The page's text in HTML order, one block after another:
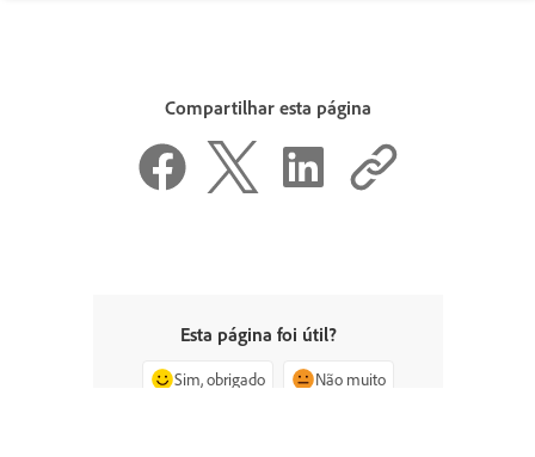
Compartilhar esta página
Esta página foi útil?
Sim, obrigado Não muito